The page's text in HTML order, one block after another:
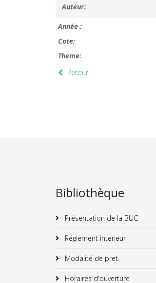
Auteur:
Année :
Cote:
Theme:
Retour
Bibliothèque
Présentation de la BUC
Réglement interieur
Modalité de pret
Horaires d'ouverture